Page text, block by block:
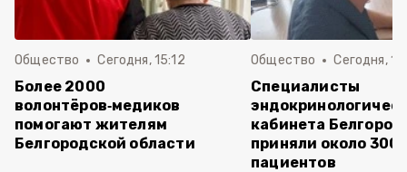
Общество Сегодня, 15:12
Более 2000
волонтёров‑медиков
помогают жителям
Белгородской области
Общество Сегодня,
Специалисты
кабинета
приняли около 300
пациентов